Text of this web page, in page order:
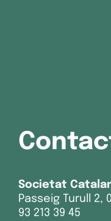
Societat
Passeig Turull 2,
93 213 39 45